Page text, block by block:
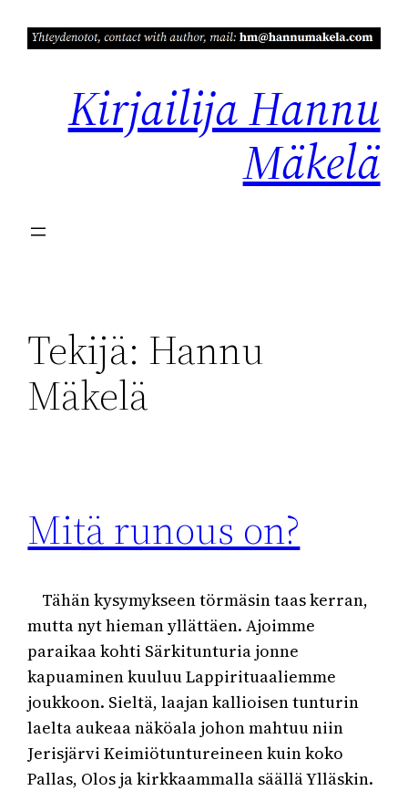
sisältöön
Kirjailija Hannu
Mäkelä
Tekijä: Hannu
Mäkelä
Mitä runous on?
Tähän kysymykseen törmäsin taas kerran,
mutta nyt hieman yllättäen. Ajoimme
paraikaa kohti Särkitunturia jonne
kapuaminen kuuluu Lappirituaaliemme
joukkoon. Sieltä, laajan kallioisen tunturin
laelta aukeaa näköala johon mahtuu niin
Jerisjärvi Keimiötuntureineen kuin koko
Pallas, Olos ja kirkkaammalla säällä Ylläskin.